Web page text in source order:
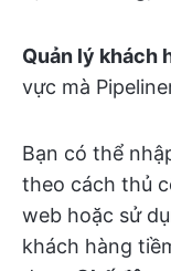
Quản lý khách
vực mà
Bạn có thể
theo cách thủ
web hoặc sử
khách hàng